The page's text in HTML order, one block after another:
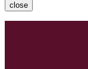
close